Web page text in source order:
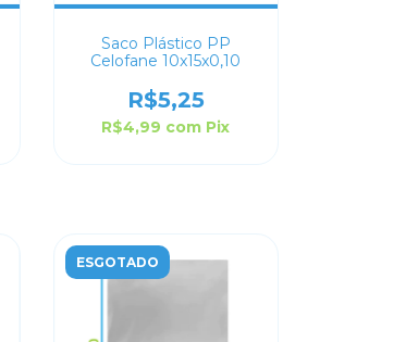
Saco Plástico PP
Celofane 10x15x0,10
R$5,25
R$4,99 com Pix
ESGOTADO